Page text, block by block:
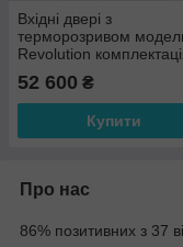
Вхідні двері з
терморозривом
Revolution
52 600 ₴
Купити
Про нас
86% позитивних з 37